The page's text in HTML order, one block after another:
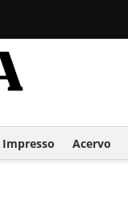
Impresso Acervo